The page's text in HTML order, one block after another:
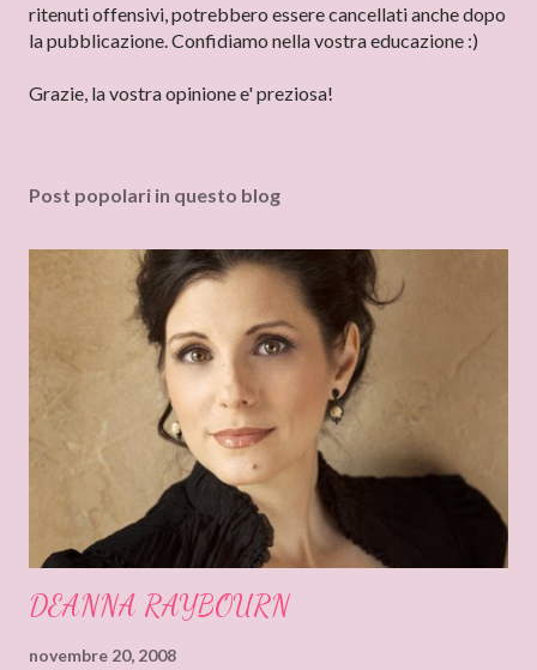
t
a
n
m
n
ritenuti offensivi, potrebbero essere cancellati anche dopo
la pubblicazione. Confidiamo nella vostra educazione :)
Grazie, la vostra opinione e' preziosa!
Post popolari in questo blog
DEANNA RAYBOURN
novembre 20, 2008